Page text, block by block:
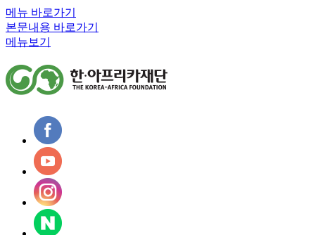
메뉴 바로가기
본문내용 바로가기
메뉴보기